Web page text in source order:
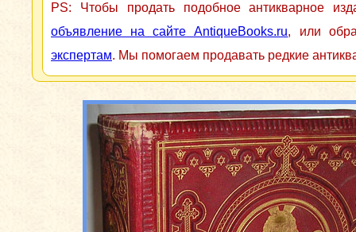
PS: Чтобы продать подобное антикварное
объявление на сайте AntiqueBooks.ru, или
экспертам. Мы помогаем продавать редкие